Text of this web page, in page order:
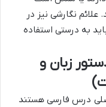
علائم نگارشی نیز در
به درستی استفاده
زبان و
درس فارسی هستند